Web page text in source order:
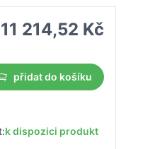
11 214,52 Kč
přidat do košíku
k dispozici produkt